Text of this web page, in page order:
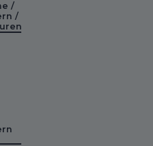
/
/